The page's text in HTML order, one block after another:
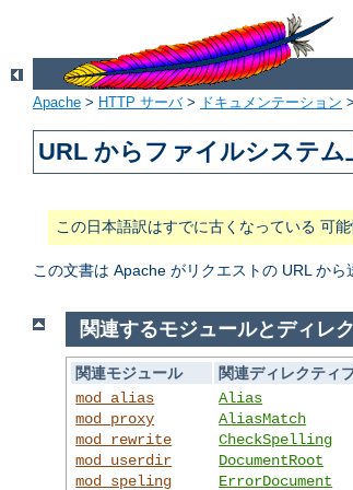
Apache > HTTP サーバ> ドキュメンテーション >
URL からファイルシステ
この日本語訳はすでに古くなっている 可
この文書は Apache がリクエストの URL か
関連するモジュールとディレ
関連モジュール
関連ディレクティ
mod_alias
mod_proxy
mod_rewrite
mod_userdir
mod_speling
Alias
AliasMatch
CheckSpelling
DocumentRoot
ErrorDocument